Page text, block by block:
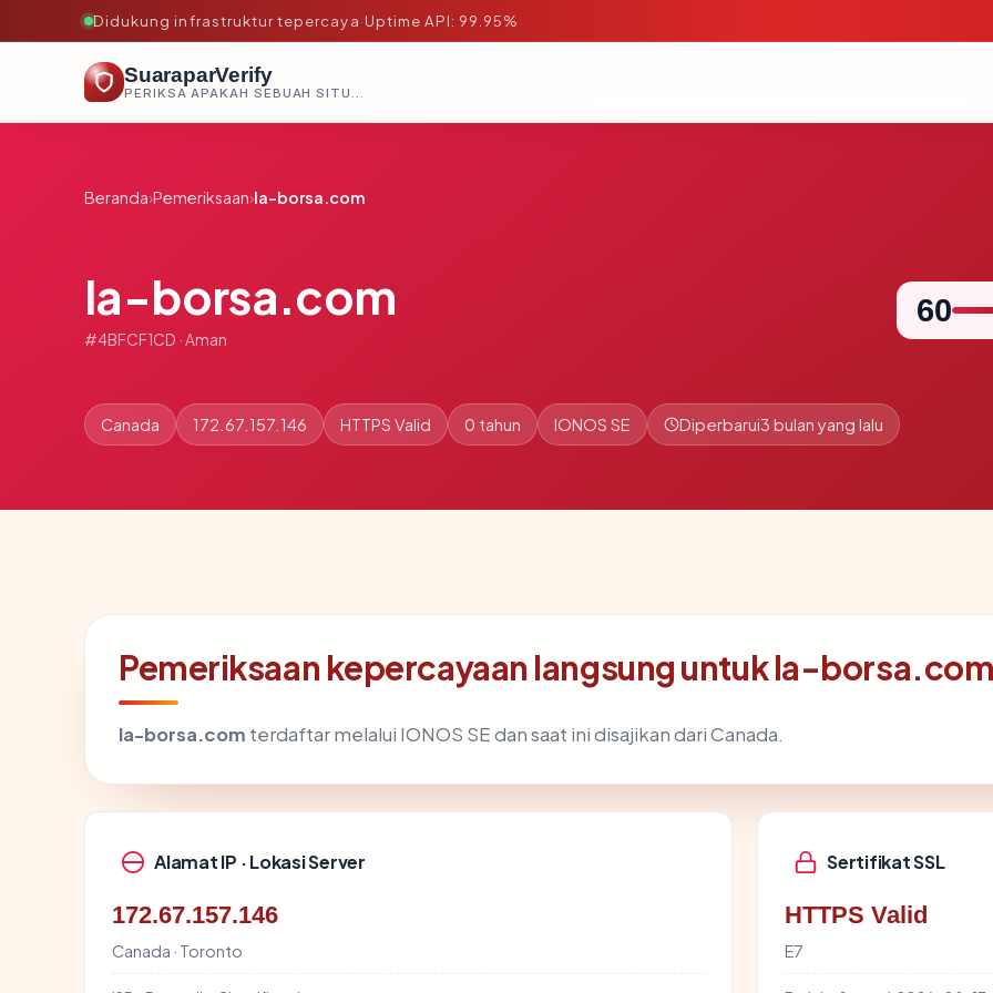
Didukung infrastruktur tepercaya·Uptime API: 99.95%
SuaraparVerify
PERIKSA APAKAH SEBUAH SITUS AMAN, TEPERCAYA, DAN TERVERIFIKASI DALAM HITUNGAN DETIK.
Beranda›Pemeriksaan›la-borsa.com
la-borsa.com
#4BFCF1CD · Aman
60
Canada 172.67.157.146 HTTPS Valid 0 tahun IONOS SE Diperbarui3 bulan yang lalu
Pemeriksaan kepercayaan langsung untuk la-
la-borsa.com terdaftar melalui IONOS SE dan saat ini disajikan dari Canada.
Alamat IP · Lokasi Server
172.67.157.146
Canada · Toronto
Sertifikat SSL
HTTPS Valid
E7